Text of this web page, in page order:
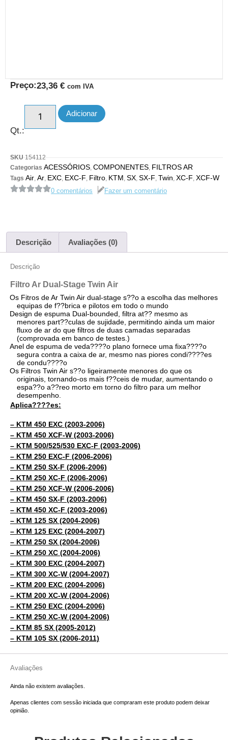
Preço:23,36 € com IVA
Qt.:
Adicionar
SKU 154112
Categorias ACESSÓRIOS, COMPONENTES, FILTROS AR
Tags Air, Ar, EXC, EXC-F, Filtro, KTM, SX, SX-F, Twin, XC-F, XCF-W
0 comentários Fazer um comentário
Descrição Avaliações (0)
Descrição
Filtro Ar Dual-Stage Twin Air
Os Fitros de Ar Twin Air dual-stage s??o a escolha das melhores
equipas de f??brica e pilotos em todo o mundo
Design de espuma Dual-bounded, filtra at?? mesmo as
menores part??culas de sujidade, permitindo ainda um maior
fluxo de ar do que filtros de duas camadas separadas
(comprovada em banco de testes.)
Anel de espuma de veda????o plano fornece uma fixa????o
segura contra a caixa de ar, mesmo nas piores condi????es
de condu????o
Os Filtros Twin Air s??o ligeiramente menores do que os
originais, tornando-os mais f??ceis de mudar, aumentando o
espa??o a??reo morto em torno do filtro para um melhor
desempenho.
Aplica????es:
– KTM 450 EXC (2003-2006)
– KTM 450 XCF-W (2003-2006)
– KTM 500/525/530 EXC-F (2003-2006)
– KTM 250 EXC-F (2006-2006)
– KTM 250 SX-F (2006-2006)
– KTM 250 XC-F (2006-2006)
– KTM 250 XCF-W (2006-2006)
– KTM 450 SX-F (2003-2006)
– KTM 450 XC-F (2003-2006)
– KTM 125 SX (2004-2006)
– KTM 125 EXC (2004-2007)
– KTM 250 SX (2004-2006)
– KTM 250 XC (2004-2006)
– KTM 300 EXC (2004-2007)
– KTM 300 XC-W (2004-2007)
– KTM 200 EXC (2004-2006)
– KTM 200 XC-W (2004-2006)
– KTM 250 EXC (2004-2006)
– KTM 250 XC-W (2004-2006)
– KTM 85 SX (2005-2012)
– KTM 105 SX (2006-2011)
Avaliações
Ainda não existem avaliações.
Apenas clientes com sessão iniciada que compraram este produto podem deixar
opinião.